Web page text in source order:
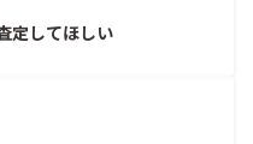
定してほしい